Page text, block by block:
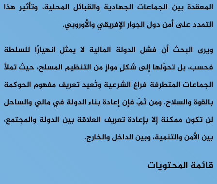
المعقدة بين الجماعات الجهادية والقبائل المحلية، وتأثير هذا
التمدد على أمن دول الجوار الإفريقي والأوروبي.
ويرى البحث أن فشل الدولة المالية لا يمثل انهيارًا للسلطة
فحسب، بل تحوّلها إلى شكلٍ موازٍ من التنظيم المسلح، حيث تملأ
الجماعات المتطرفة فراغ الشرعية وتُعيد تعريف مفهوم الحوكمة
بالقوة والسلاح. ومن ثمّ، فإن إعادة بناء الدولة في مالي والساحل
لن تكون ممكنة إلا بإعادة تعريف العلاقة بين الدولة والمجتمع،
بين الأمن والتنمية، وبين الداخل والخارج.
قائمة المحتويات